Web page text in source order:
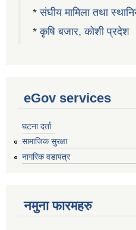
*संघीय मामिला तथा
*कृषि बजार, कोशी प्रदेश
eGov services
घटना दर्ता
सामाजिक सुरक्षा
नागरिक वडापत्र
नमुना फारमहरु